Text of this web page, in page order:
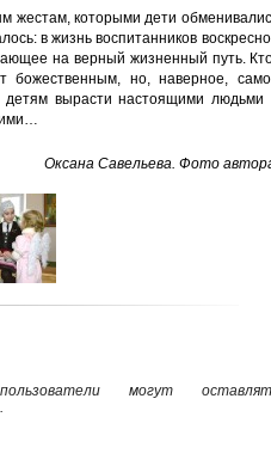
жестам, которыми дети
в жизнь воспитанников
на верный жизненный путь.
божественным, но, наверное,
детям вырасти настоящими людьми
Оксана Савельева. Фото
могут